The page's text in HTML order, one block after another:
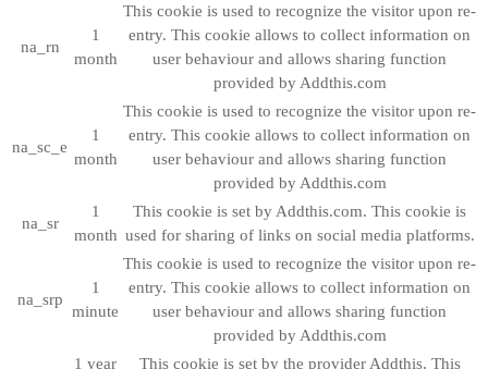
na_rn
1
month
This cookie is used to recognize the visitor upon re-
entry. This cookie allows to collect information on
user behaviour and allows sharing function
provided by Addthis.com
na_sc_e
1
month
This cookie is used to recognize the visitor upon re-
entry. This cookie allows to collect information on
user behaviour and allows sharing function
provided by Addthis.com
na_sr
1
month
This cookie is set by Addthis.com. This cookie is
used for sharing of links on social media platforms.
na_srp
1
minute
This cookie is used to recognize the visitor upon re-
entry. This cookie allows to collect information on
user behaviour and allows sharing function
provided by Addthis.com
1 year
This cookie is set by the provider Addthis. This